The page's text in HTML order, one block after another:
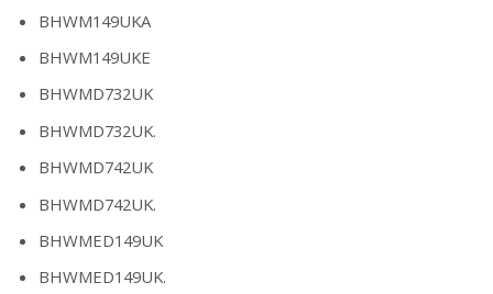
BHWM149UKA
BHWM149UKE
BHWMD732UK
BHWMD732UK.
BHWMD742UK
BHWMD742UK.
BHWMED149UK
BHWMED149UK.